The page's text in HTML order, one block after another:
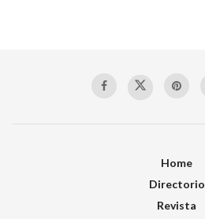
Home
Directorio
Revista